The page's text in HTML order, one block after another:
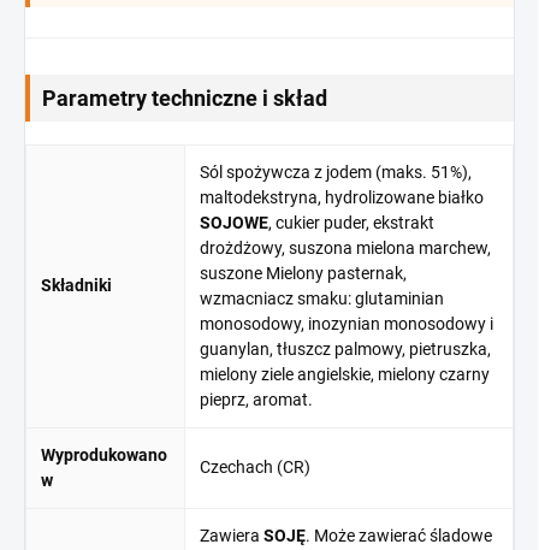
Parametry techniczne i skład
Składniki
Sól spożywcza z jodem (maks. 51%),
maltodekstryna, hydrolizowane białko
SOJOWE, cukier puder, ekstrakt
drożdżowy, suszona mielona marchew,
suszone Mielony pasternak,
wzmacniacz smaku: glutaminian
monosodowy, inozynian monosodowy i
guanylan, tłuszcz palmowy, pietruszka,
mielony ziele angielskie, mielony czarny
pieprz, aromat.
Wyprodukowano
w
Czechach (CR)
Zawiera SOJĘ. Może zawierać śladowe